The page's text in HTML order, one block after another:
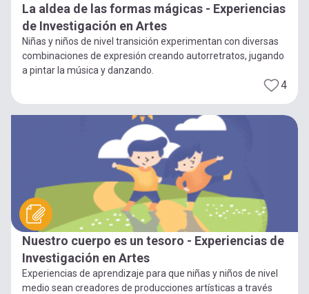
La aldea de las formas mágicas - Experiencias
de Investigación en Artes
Niñas y niños de nivel transición experimentan con diversas
combinaciones de expresión creando autorretratos, jugando
a pintar la música y danzando.
4
Nuestro cuerpo es un tesoro - Experiencias de
Investigación en Artes
Experiencias de aprendizaje para que niñas y niños de nivel
medio sean creadores de producciones artísticas a través